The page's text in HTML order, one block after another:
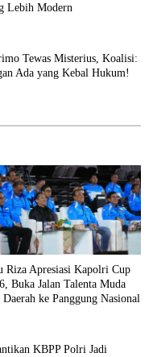
Lebih Modern
Tewas Misterius, Koalisi:
Ada yang Kebal Hukum!
Riza Apresiasi Kapolri Cup
Buka Jalan Talenta Muda
ke Panggung Nasional
KBPP Polri Jadi